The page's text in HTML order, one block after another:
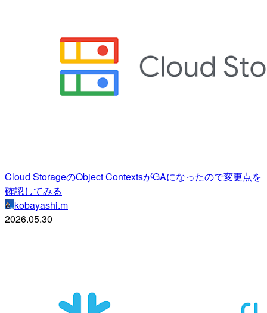
Cloud StorageのObject ContextsがGAになったので変更点を
確認してみる
kobayashi.m
2026.05.30